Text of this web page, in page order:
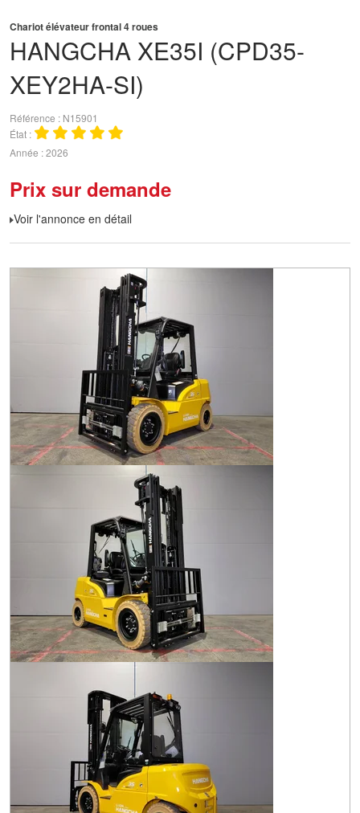
HANGCHA XE35I (CPD35-
XEY2HA-SI)
Chariot élévateur frontal 4 roues
Référence
N15901
État
Année 2026
Prix sur demande
Voir l'annonce en détail